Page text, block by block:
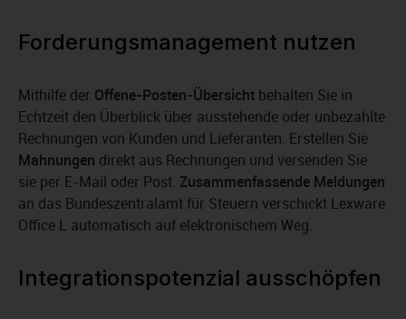
Forderungsmanagement nutzen
Mithilfe der Offene-Posten-Übersicht behalten Sie in
Echtzeit den Überblick über ausstehende oder unbezahlte
Rechnungen von Kunden und Lieferanten. Erstellen Sie
Mahnungen direkt aus Rechnungen und versenden Sie
sie per E-Mail oder Post. Zusammenfassende Meldungen
an das Bundeszentralamt für Steuern verschickt Lexware
Office L automatisch auf elektronischem Weg.
Integrationspotenzial ausschöpfen